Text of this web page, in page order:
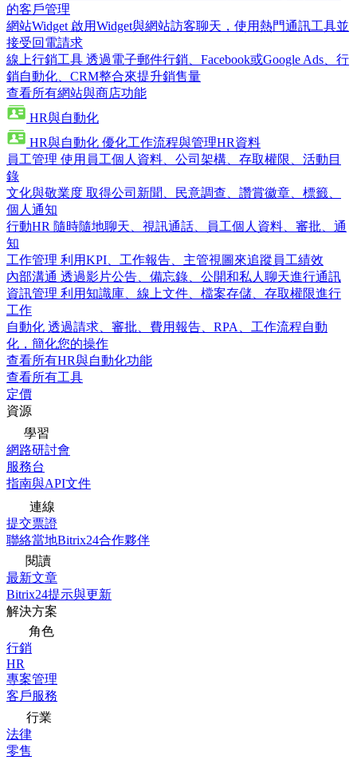
的客戶管理
網站Widget 啟用Widget與網站訪客聊天，使用熱門通訊工具並
接受回電請求
線上行銷工具 透過電子郵件行銷、Facebook或Google Ads、行
銷自動化、CRM整合來提升銷售量
查看所有網站與商店功能
HR與自動化
HR與自動化 優化工作流程與管理HR資料
員工管理 使用員工個人資料、公司架構、存取權限、活動目
錄
文化與敬業度 取得公司新聞、民意調查、讚賞徽章、標籤、
個人通知
行動HR 隨時隨地聊天、視訊通話、員工個人資料、審批、通
知
工作管理 利用KPI、工作報告、主管視圖來追蹤員工績效
內部溝通 透過影片公告、備忘錄、公開和私人聊天進行通訊
資訊管理 利用知識庫、線上文件、檔案存儲、存取權限進行
工作
自動化 透過請求、審批、費用報告、RPA、工作流程自動
化，簡化您的操作
查看所有HR與自動化功能
查看所有工具
定價
資源
學習
網路研討會
服務台
指南與API文件
連線
提交票證
聯絡當地Bitrix24合作夥伴
閱讀
最新文章
Bitrix24提示與更新
解決方案
角色
行銷
HR
專案管理
客戶服務
行業
法律
零售